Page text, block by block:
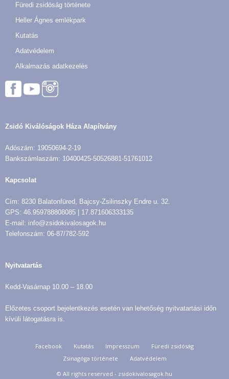
Füredi zsidóság története
Heller Ágnes emlékpark
Kutatás
Adatvédelem
Alkalmazás adatkezelés
Zsidó Kiválóságok Háza Alapítvány
Adószám: 19050694-2-19
Bankszámlaszám: 10400425-50526881-51761012
Kapcsolat
Cím: 8230 Balatonfüred, Bajcsy-Zsilinszky Endre u. 32.
GPS: 46.959788808085 | 17.871606333135
E-mail: info@zsidokivalosagok.hu
Telefonszám: 06-87/782-592
Nyitvatartás
Kedd-Vasárnap 10.00 – 18.00
Előzetes csoport bejelentkezés esetén van lehetőség nyitvatartási időn
kívüli látogatásra is.
Facebook Kutatás Impresszum
Füredi zsidóság
Zsinagóga története
Adatvédelem
© All rights reserved - zsidokivalosagok.hu